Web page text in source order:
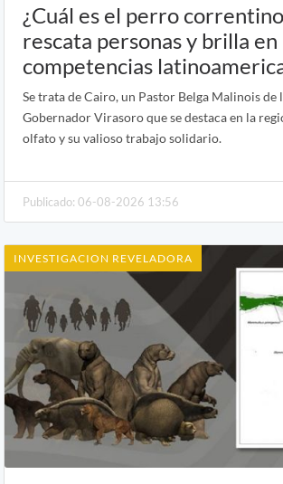
¿Cuál es el perro
rescata personas y brilla en
competencias
Se trata de Cairo, un Pastor Belga Malinois de
Gobernador Virasoro que se destaca en la
olfato y su valioso trabajo solidario.
Publicado: 06-08-2026 13:56
INVESTIGACION REVELADORA